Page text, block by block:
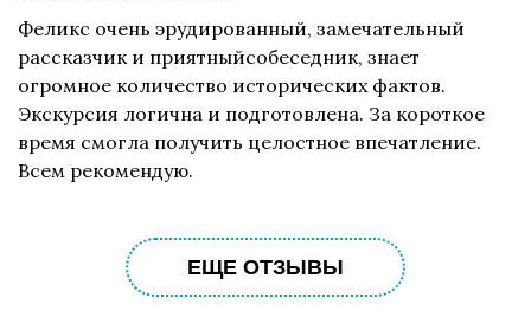
Феликс очень эрудированный, замечательный
рассказчик и приятныйсобеседник, знает
огромное количество исторических фактов.
Экскурсия логична и подготовлена. За короткое
время смогла получить целостное впечатление.
Всем рекомендую.
ЕЩЕ ОТЗЫВЫ